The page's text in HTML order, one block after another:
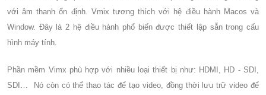
với âm thanh ổn định. Vmix tương thích với hệ điều hành Macos và
Window. Đây là 2 hệ điều hành phổ biến được thiết lập sẵn trong cấu
hình máy tính.
Phần mềm Vimx phù hợp với nhiều loại thiết bị như: HDMI, HD - SDI,
SDI… Nó còn có thể thao tác để tạo video, đồng thời lưu trữ video để